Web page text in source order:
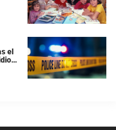
el